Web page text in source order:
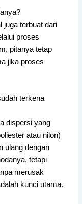
juga terbuat dari
proses
pitanya tetap
jika proses
terkena
dispersi yang
atau nilon)
ulang dengan
tetapi
merusak
kunci utama.